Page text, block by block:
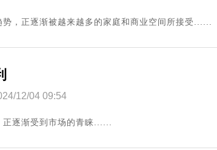
，正逐渐被越来越多的家庭和商业空间所接受......
12/04 09:54
逐渐受到市场的青睐......